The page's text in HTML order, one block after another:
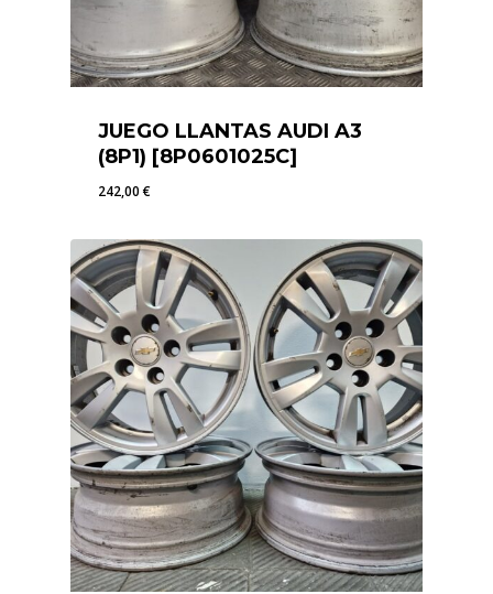
JUEGO LLANTAS AUDI A3
(8P1) [8P0601025C]
242,00€